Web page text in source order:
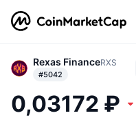
Rexas FinanceRXS
#5042
0,03172 ₽